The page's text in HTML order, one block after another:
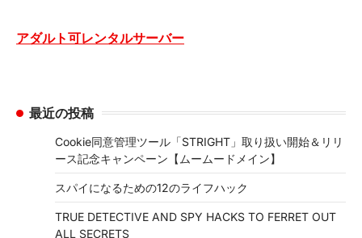
アダルト可レンタルサーバー
最近の投稿
Cookie同意管理ツール「STRIGHT」取り扱い開始＆リリ
ース記念キャンペーン【ムームードメイン】
スパイになるための12のライフハック
TRUE DETECTIVE AND SPY HACKS TO FERRET OUT
ALL SECRETS